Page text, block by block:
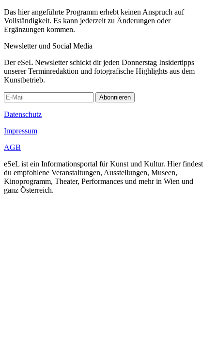
Das hier angeführte Programm erhebt keinen Anspruch auf
Vollständigkeit. Es kann jederzeit zu Änderungen oder
Ergänzungen kommen.
Newsletter und Social Media
Der eSeL Newsletter schickt dir jeden Donnerstag Insidertipps
unserer Terminredaktion und fotografische Highlights aus dem
Kunstbetrieb.
Abonnieren
Datenschutz
Impressum
AGB
eSeL ist ein Informationsportal für Kunst und Kultur. Hier findest
du empfohlene Veranstaltungen, Ausstellungen, Museen,
Kinoprogramm, Theater, Performances und mehr in Wien und
ganz Österreich.